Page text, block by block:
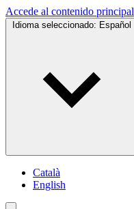
Accede al contenido principal
Idioma seleccionado: Español
Català
English